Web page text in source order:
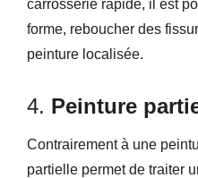
carrosserie rapide, il est
forme, reboucher des
peinture localisée.
4. Peinture
Contrairement à une
partielle permet de traiter